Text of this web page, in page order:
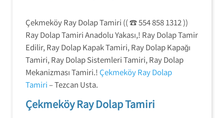
Çekmeköy Ray Dolap Tamiri (( ☎️ 554 858 1312 ))
Ray Dolap Tamiri Anadolu Yakası,! Ray Dolap Tamir
Edilir, Ray Dolap Kapak Tamiri, Ray Dolap Kapağı
Tamiri, Ray Dolap Sistemleri Tamiri, Ray Dolap
Mekanizması Tamiri.! Çekmeköy Ray Dolap
Tamiri– Tezcan Usta.
Çekmeköy Ray Dolap Tamiri